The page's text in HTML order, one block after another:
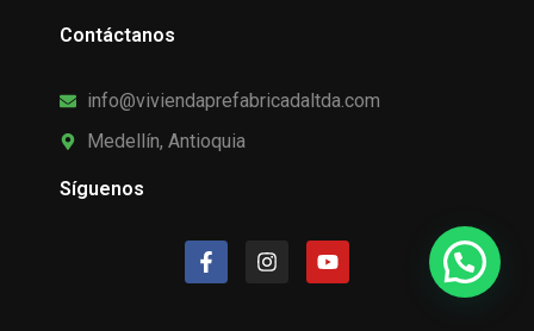
Contáctanos
info@viviendaprefabricadaltda.com
Medellín, Antioquia
Síguenos